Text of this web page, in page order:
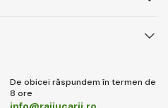
De obicei răspundem în termen de
8 ore